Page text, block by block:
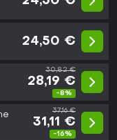
24,50 €
30,82 €
28,19 €
-8%
37,16 €
31,11 €
-16%